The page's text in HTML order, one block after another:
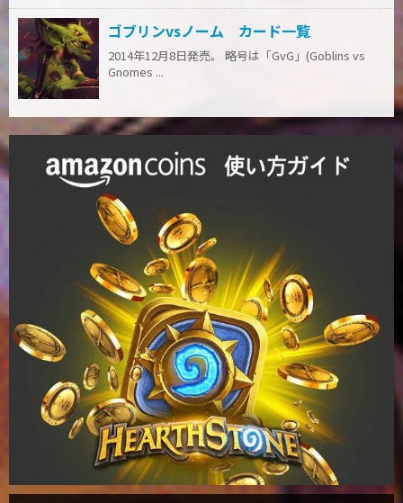
ゴブリンvsノーム カード一覧
2014年12月8日発売。 略号は「GvG」(Goblins vs
Gnomes ...